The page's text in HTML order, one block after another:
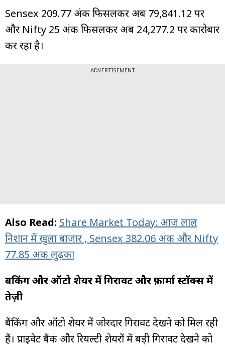
Sensex 209.77 अंक फिसलकर अब 79,841.12 पर
और Nifty 25 अंक फिसलकर अब 24,277.2 पर कारोबार
कर रहा है।
ADVERTISEMENT
Also Read: Share Market Today: आज लाल
निशान में खुला बाजार , Sensex 382.06 अंक और Nifty
77.85 अंक लुढ़का
बैंकिंग और ऑटो शेयर में गिरावट और फ़ार्मा स्टॉक्स में
तेज़ी
बैंकिंग और ऑटो शेयर में जोरदार गिरावट देखने को मिल रही
हैं। प्राइवेट बैंक और रियल्टी शेयरों में बड़ी गिरावट देखने को